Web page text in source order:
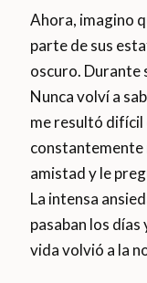
Ahora, imagino
parte de sus
oscuro. Durante
Nunca volví a
me resultó difícil
constantemente
amistad y le
La intensa
pasaban los días
vida volvió a la